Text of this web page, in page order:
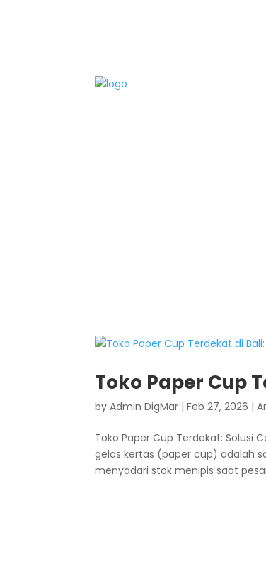
Toko Paper Cup
byAdmin DigMar |Feb 27, 2026 |
Toko Paper Cup Terdekat: Solusi
gelas kertas (paper cup) adalah
menyadari stok menipis saat